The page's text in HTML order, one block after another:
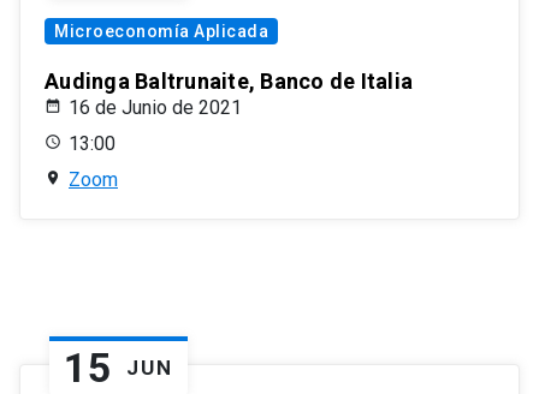
Microeconomía Aplicada
Audinga Baltrunaite, Banco de Italia
16 de Junio de 2021
13:00
Zoom
15 JUN